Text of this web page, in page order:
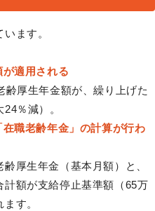
ます。
適用される
厚生年金額が、繰り上げた
％減）。
職老齢年金」の計算が行わ
厚生年金（基本月額）と、
額が支給停止基準額（65万
す。